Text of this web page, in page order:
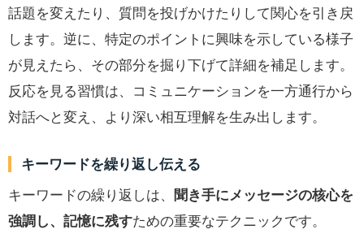
話題を変えたり、質問を投げかけたりして関心を引き戻
します。逆に、特定のポイントに興味を示している様子
が見えたら、その部分を掘り下げて詳細を補足します。
反応を見る習慣は、コミュニケーションを一方通行から
対話へと変え、より深い相互理解を生み出します。
キーワードを繰り返し伝える
キーワードの繰り返しは、 聞き手にメッセージの核心を
強調し、記憶に残すための重要なテクニックです。